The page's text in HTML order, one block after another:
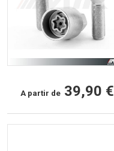
A partir de 39,90 €